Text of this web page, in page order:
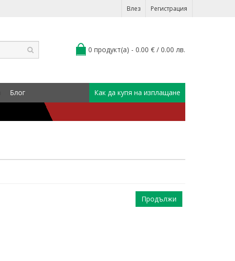
Влез Регистрация
0 продукт(а) - 0.00 € / 0.00 лв.
Блог Как да купя на изплащане
Продължи